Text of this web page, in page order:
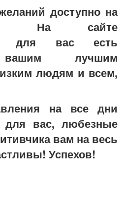
доступно на
На сайте
для вас есть
вашим лучшим
людям и всем,
на все дни
для вас, любезные
вам на весь
Успехов!